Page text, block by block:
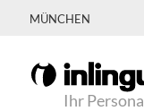
MÜNCHEN
Ihr